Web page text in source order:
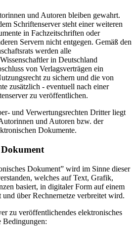
und Autoren bleiben gewahrt.
Schriftenserver steht einer weiteren
in Fachzeitschriften oder
Servern nicht entgegen. Gemäß den
werden alle
in Deutschland
von Verlagsverträgen ein
zu sichern und die von
zusätzlich - eventuell nach einer
zu veröffentlichen.
und Verwertungsrechten Dritter liegt
und Autoren bzw. der
Dokumente.
Dokument
Dokument” wird im Sinne dieser
welches auf Text, Grafik,
basiert, in digitaler Form auf einem
und über Rechnernetze verbreitet wird.
zu veröffentlichendes elektronisches